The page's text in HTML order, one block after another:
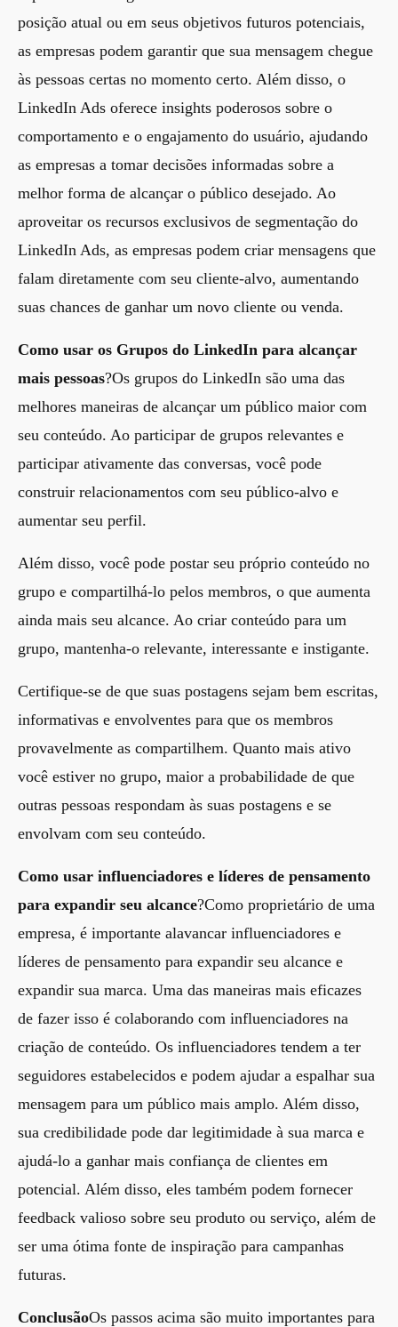
posição atual ou em seus objetivos futuros potenciais,
as empresas podem garantir que sua mensagem chegue
às pessoas certas no momento certo. Além disso, o
LinkedIn Ads oferece insights poderosos sobre o
comportamento e o engajamento do usuário, ajudando
as empresas a tomar decisões informadas sobre a
melhor forma de alcançar o público desejado. Ao
aproveitar os recursos exclusivos de segmentação do
LinkedIn Ads, as empresas podem criar mensagens que
falam diretamente com seu cliente-alvo, aumentando
suas chances de ganhar um novo cliente ou venda.
Como usar os Grupos do LinkedIn para alcançar
mais pessoas?Os grupos do LinkedIn são uma das
melhores maneiras de alcançar um público maior com
seu conteúdo. Ao participar de grupos relevantes e
participar ativamente das conversas, você pode
construir relacionamentos com seu público-alvo e
aumentar seu perfil.
Além disso, você pode postar seu próprio conteúdo no
grupo e compartilhá-lo pelos membros, o que aumenta
ainda mais seu alcance. Ao criar conteúdo para um
grupo, mantenha-o relevante, interessante e instigante.
Certifique-se de que suas postagens sejam bem escritas,
informativas e envolventes para que os membros
provavelmente as compartilhem. Quanto mais ativo
você estiver no grupo, maior a probabilidade de que
outras pessoas respondam às suas postagens e se
envolvam com seu conteúdo.
Como usar influenciadores e líderes de pensamento
para expandir seu alcance?Como proprietário de uma
empresa, é importante alavancar influenciadores e
líderes de pensamento para expandir seu alcance e
expandir sua marca. Uma das maneiras mais eficazes
de fazer isso é colaborando com influenciadores na
criação de conteúdo. Os influenciadores tendem a ter
seguidores estabelecidos e podem ajudar a espalhar sua
mensagem para um público mais amplo. Além disso,
sua credibilidade pode dar legitimidade à sua marca e
ajudá-lo a ganhar mais confiança de clientes em
potencial. Além disso, eles também podem fornecer
feedback valioso sobre seu produto ou serviço, além de
ser uma ótima fonte de inspiração para campanhas
futuras.
ConclusãoOs passos acima são muito importantes para